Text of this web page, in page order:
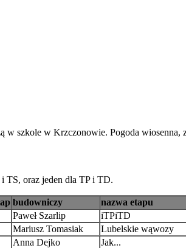
szkole w Krzczonowie. Pogoda
TS, oraz jeden dla TP i TD.
budowniczy
nazwa etapu
Paweł Szarlip iTPiTD
Mariusz Tomasiak
Lubelskie wąwozy
Anna Dejko
Jak...